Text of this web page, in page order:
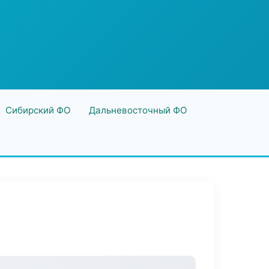
Сибирский ФО Дальневосточный ФО